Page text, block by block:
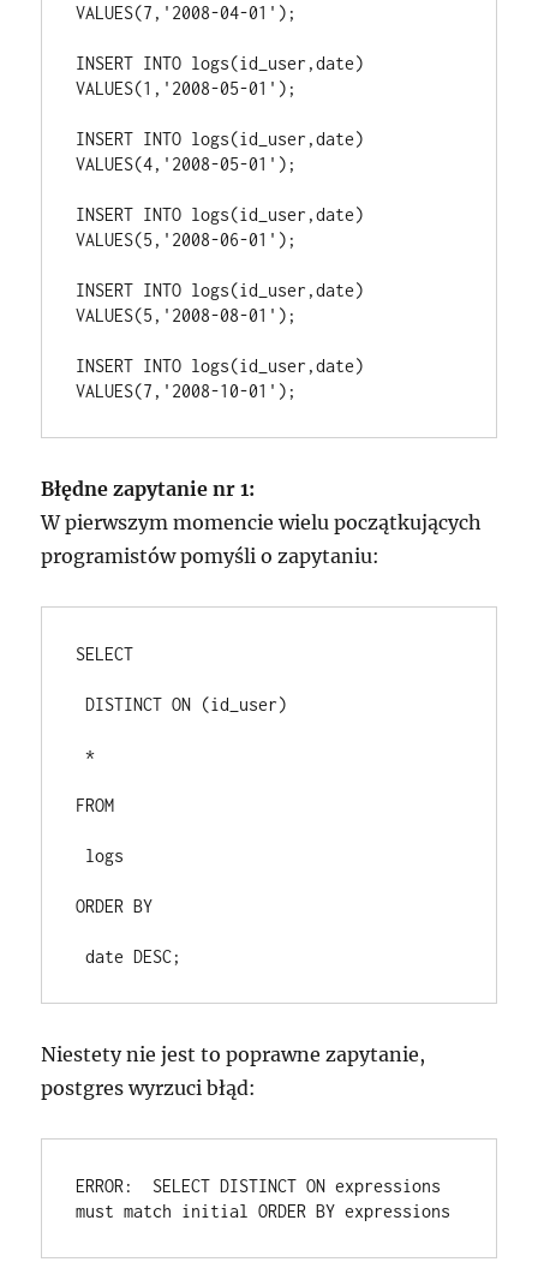
VALUES(7,'2008-04-01');
INSERT INTO logs(id_user,date)
VALUES(1,'2008-05-01');
INSERT INTO logs(id_user,date)
VALUES(4,'2008-05-01');
INSERT INTO logs(id_user,date)
VALUES(5,'2008-06-01');
INSERT INTO logs(id_user,date)
VALUES(5,'2008-08-01');
INSERT INTO logs(id_user,date)
Błędne zapytanie nr 1:
W pierwszym momencie wielu początkujących
programistów pomyśli o zapytaniu:
SELECT
DISTINCT ON (id_user)
*
FROM
logs
ORDER BY
Niestety nie jest to poprawne zapytanie,
postgres wyrzuci błąd:
ERROR:  SELECT DISTINCT ON expressions